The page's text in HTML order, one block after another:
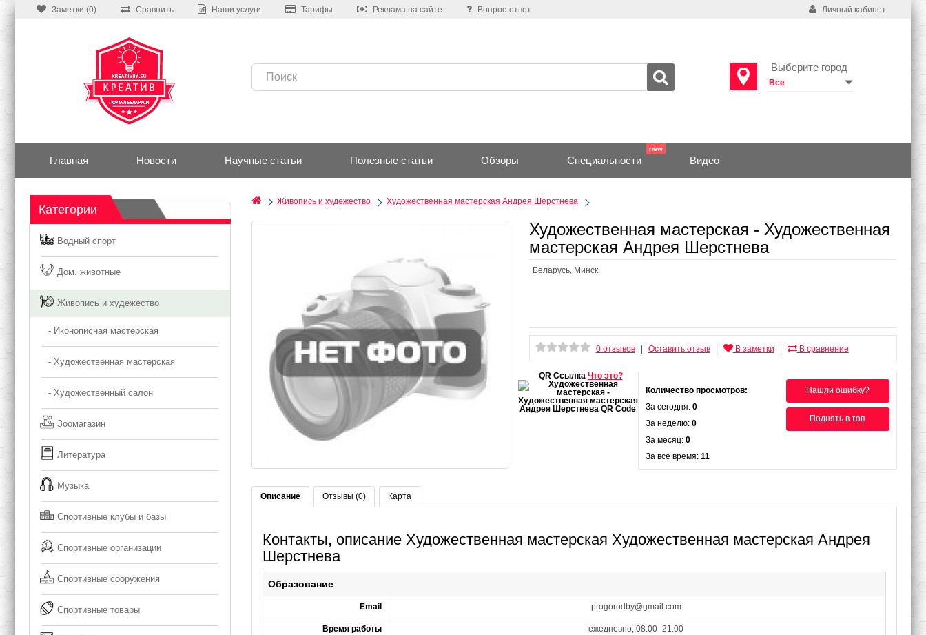
Заметки (0) Сравнить Наши услуги Тарифы Реклама на сайте Вопрос-ответ Личный кабинет
Выберите город
Главная Новости Научные статьи Полезные статьи Обзоры Специальности Видео
Категории
Водный спорт
Дом. животные
Живопись и худежество
- Иконописная мастерская
- Художественная мастерская
- Художественный салон
Зоомагазин
Литература
Музыка
Спортивные клубы и базы
Спортивные организации
Спортивные сооружения
Спортивные товары
Живопись и худежество Художественная мастерская Андрея Шерстнева
Художественная мастерская - Художественная
мастерская Андрея Шерстнева
Беларусь, Минск
0 отзывов Оставить отзыв В заметки В сравнение
QR Ссылка Что это?
Нашли ошибку?
Поднять в топ
Количество просмотров:
За сегодня: 0
За неделю: 0
За месяц: 0
За все время: 11
Описание Отзывы (0) Карта
Контакты, описание Художественная мастерская Художественная мастерская Андрея
Шерстнева
Образование
Email progorodby@gmail.com
Время работы ежедневно, 08:00–21:00